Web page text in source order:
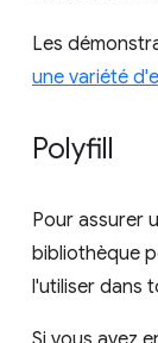
Les
une variété
Polyfill
Pour assurer
bibliothèque
l'utiliser dans